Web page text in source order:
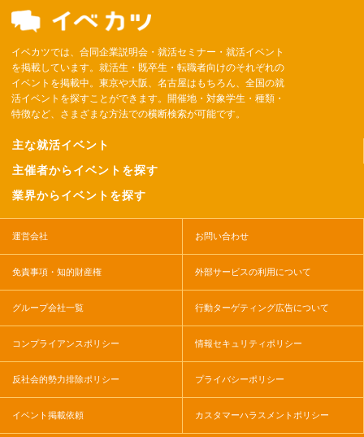
イベカツでは、合同企業説明会・就活セミナー・就活イベント
を掲載しています。就活生・既卒生・転職者向けのそれぞれの
イベントを掲載中。東京や大阪、名古屋はもちろん、全国の就
活イベントを探すことができます。開催地・対象学生・種類・
特徴など、さまざまな方法での横断検索が可能です。
主な就活イベント
主催者からイベントを探す
業界からイベントを探す
運営会社 お問い合わせ
免責事項・知的財産権 外部サービスの利用について
グループ会社一覧 行動ターゲティング広告について
コンプライアンスポリシー 情報セキュリティポリシー
反社会的勢力排除ポリシー プライバシーポリシー
イベント掲載依頼 カスタマーハラスメントポリシー